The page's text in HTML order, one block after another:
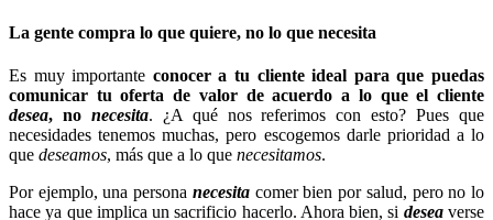
La gente compra lo que quiere, no lo que necesita
Es muy importante conocer a tu cliente ideal para que puedas
comunicar tu oferta de valor de acuerdo a lo que el cliente
desea, no necesita. ¿A qué nos referimos con esto? Pues que
necesidades tenemos muchas, pero escogemos darle prioridad a lo
que deseamos, más que a lo que necesitamos.
Por ejemplo, una persona necesitacomer bien por salud, pero no lo
hace ya que implica un sacrificio hacerlo. Ahora bien, si deseaverse